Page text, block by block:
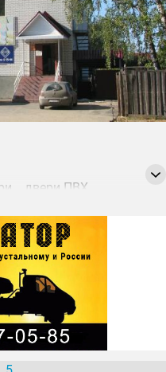
двери ПВХ
кабины
карнизы для штор
для обоев
плитки
дверная